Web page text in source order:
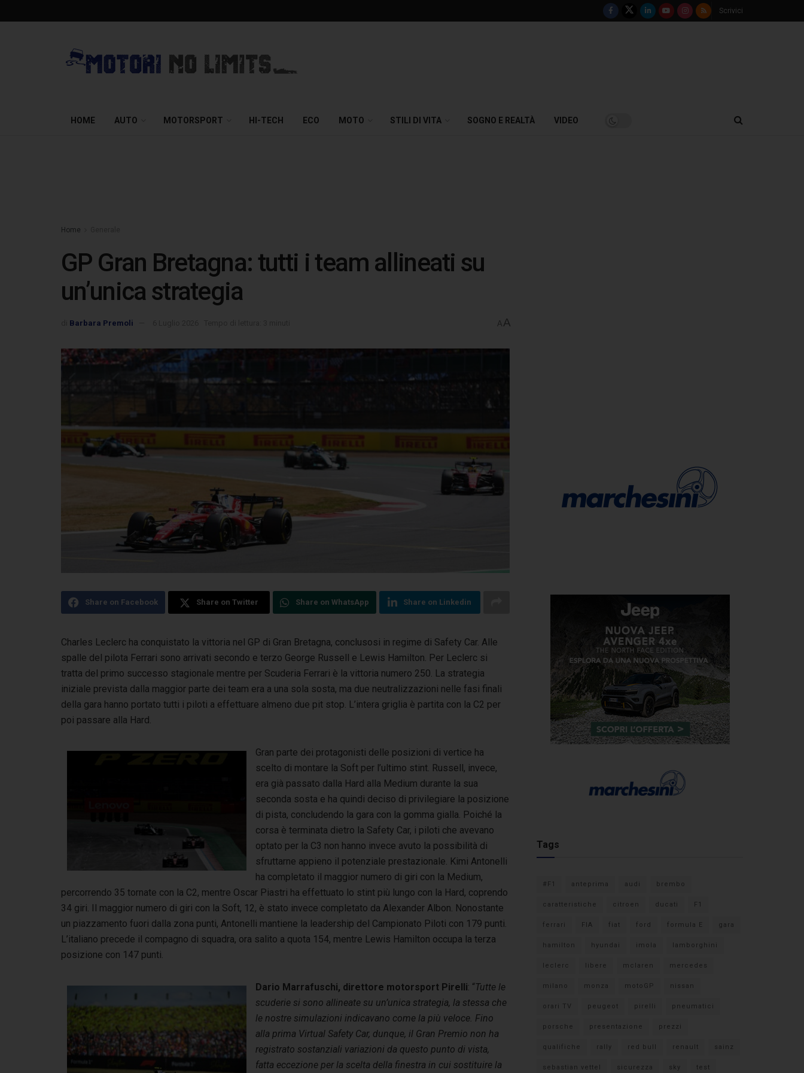
Scrivici
HOME AUTO MOTORSPORT HI-TECH ECO MOTO STILI DI VITA SOGNO E REALTÀ VIDEO
Home
GP Gran Bretagna: tutti i team allineati su
un’unica strategia
Barbara Premoli A A
Share on Facebook Share on Twitter Share on WhatsApp Share on Linkedin
Charles Leclerc ha conquistato la vittoria nel GP di Gran Bretagna, conclusosi in regime di Safety Car. Alle
spalle del pilota Ferrari sono arrivati secondo e terzo George Russell e Lewis Hamilton. Per Leclerc si
tratta del primo successo stagionale mentre per Scuderia Ferrari è la vittoria numero 250. La strategia
iniziale prevista dalla maggior parte dei team era a una sola sosta, ma due neutralizzazioni nelle fasi finali
della gara hanno portato tutti i piloti a effettuare almeno due pit stop. L’intera griglia è partita con la C2 per
poi passare alla Hard.
Gran parte dei protagonisti delle posizioni di vertice ha
scelto di montare la Soft per l’ultimo stint. Russell, invece,
era già passato dalla Hard alla Medium durante la sua
seconda sosta e ha quindi deciso di privilegiare la posizione
di pista, concludendo la gara con la gomma gialla. Poiché la
corsa è terminata dietro la Safety Car, i piloti che avevano
optato per la C3 non hanno invece avuto la possibilità di
sfruttarne appieno il potenziale prestazionale. Kimi Antonelli
ha completato il maggior numero di giri con la Medium,
percorrendo 35 tornate con la C2, mentre Oscar Piastri ha effettuato lo stint più lungo con la Hard, coprendo
34 giri. Il maggior numero di giri con la Soft, 12, è stato invece completato da Alexander Albon. Nonostante
un piazzamento fuori dalla zona punti, Antonelli mantiene la leadership del Campionato Piloti con 179 punti.
L’italiano precede il compagno di squadra, ora salito a quota 154, mentre Lewis Hamilton occupa la terza
posizione con 147 punti.
Dario Marrafuschi, direttore motorsport Pirelli: “Tutte le
scuderie si sono allineate su un’unica strategia, la stessa che
le nostre simulazioni indicavano come la più veloce. Fino
alla prima Virtual Safety Car, dunque, il Gran Premio non ha
registrato sostanziali variazioni da questo punto di vista,
fatta eccezione per la scelta della finestra in cui sostituire la
Tags
#F1 anteprima audi brembo
caratteristiche citroen ducati F1
ferrari FIA fiat ford formula E gara
hamilton hyundai imola lamborghini
leclerc libere mclaren mercedes
milano monza motoGP nissan
orari TV peugeot pirelli pneumatici
porsche presentazione prezzi
qualifiche rally red bull renault sainz
sebastian vettel sicurezza sky test